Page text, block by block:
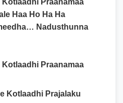
Praanamaa
Haa Ho Ha Ha
Nadusthunna
Praanamaa
Kotlaadhi Prajalaku